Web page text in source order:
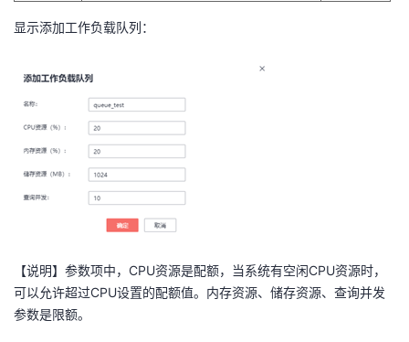
显示添加工作负载队列：
【说明】参数项中， CPU资源是配额，当系统有空闲CPU资源时，
可以允许超过CPU设置的配额值。内存资源、储存资源、查询并发
参数是限额。